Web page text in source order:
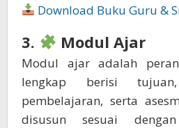
Download Buku Guru &
3. Modul Ajar
Modul ajar adalah
lengkap berisi tujuan,
pembelajaran, serta
disusun sesuai